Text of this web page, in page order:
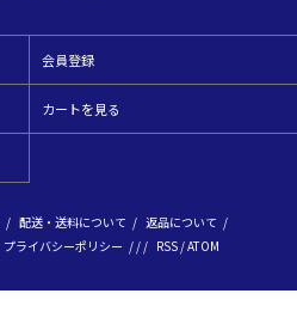
会員登録
カートを見る
/ 配送・送料について / 返品について /
プライバシーポリシー / / / RSS/ATOM